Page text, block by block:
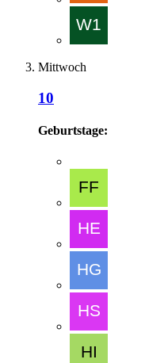
Mittwoch
10
Geburtstage: